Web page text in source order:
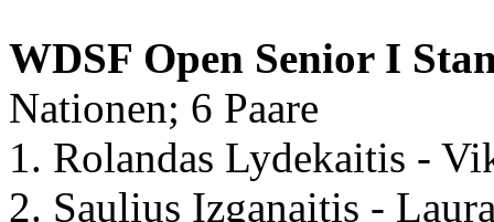
WDSF Open Senior I
Nationen; 6 Paare
1. Rolandas Lydekaitis -
2. Saulius Izganaitis -